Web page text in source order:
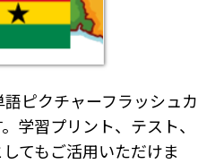
語ピクチャーフラッシュカ
学習プリント、テスト、
てもご活用いただけま